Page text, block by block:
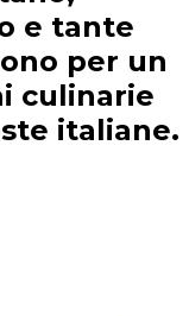
e tante
per un
culinarie
italiane.